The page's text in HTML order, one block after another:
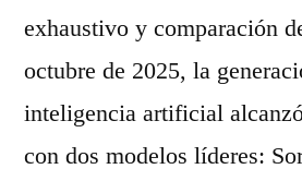
exhaustivo y comparación
octubre de 2025, la
inteligencia artificial
con dos modelos líderes: